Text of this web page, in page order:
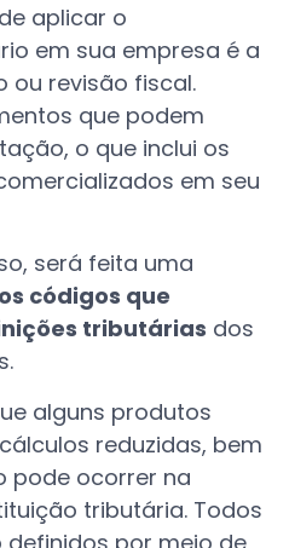
aplicar o
em sua empresa é a
ou revisão fiscal.
que podem
o que inclui os
em seu
será feita uma
códigos que
tributárias dos
alguns produtos
reduzidas, bem
pode ocorrer na
tributária. Todos